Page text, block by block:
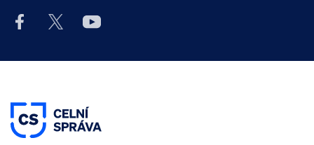
Facebook účet Celní správy ČR
X účet Celní správy ČR
Youtube účet Celní správy ČR